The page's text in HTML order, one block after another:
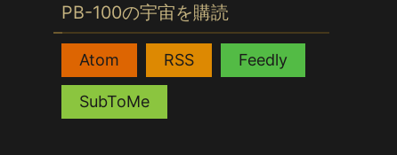
PB-100の宇宙を購読
Atom RSS Feedly
SubToMe